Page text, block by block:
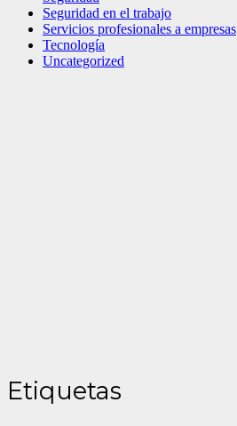
Seguridad en el trabajo
Servicios profesionales a empresas
Tecnología
Uncategorized
Etiquetas